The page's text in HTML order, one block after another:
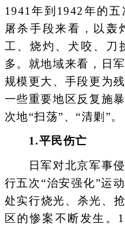
1941年到1942年的
屠杀手段来看，以轰
工、烧灼、犬咬、刀
多。就地域来看，日
规模更大、手段更为
一些重要地区反复施
次地“扫荡”、“清剿”。
1.平民伤亡
日军对北京军事侵
行五次“治安强化”运
处实行烧光、杀光、
区的惨案不断发生。